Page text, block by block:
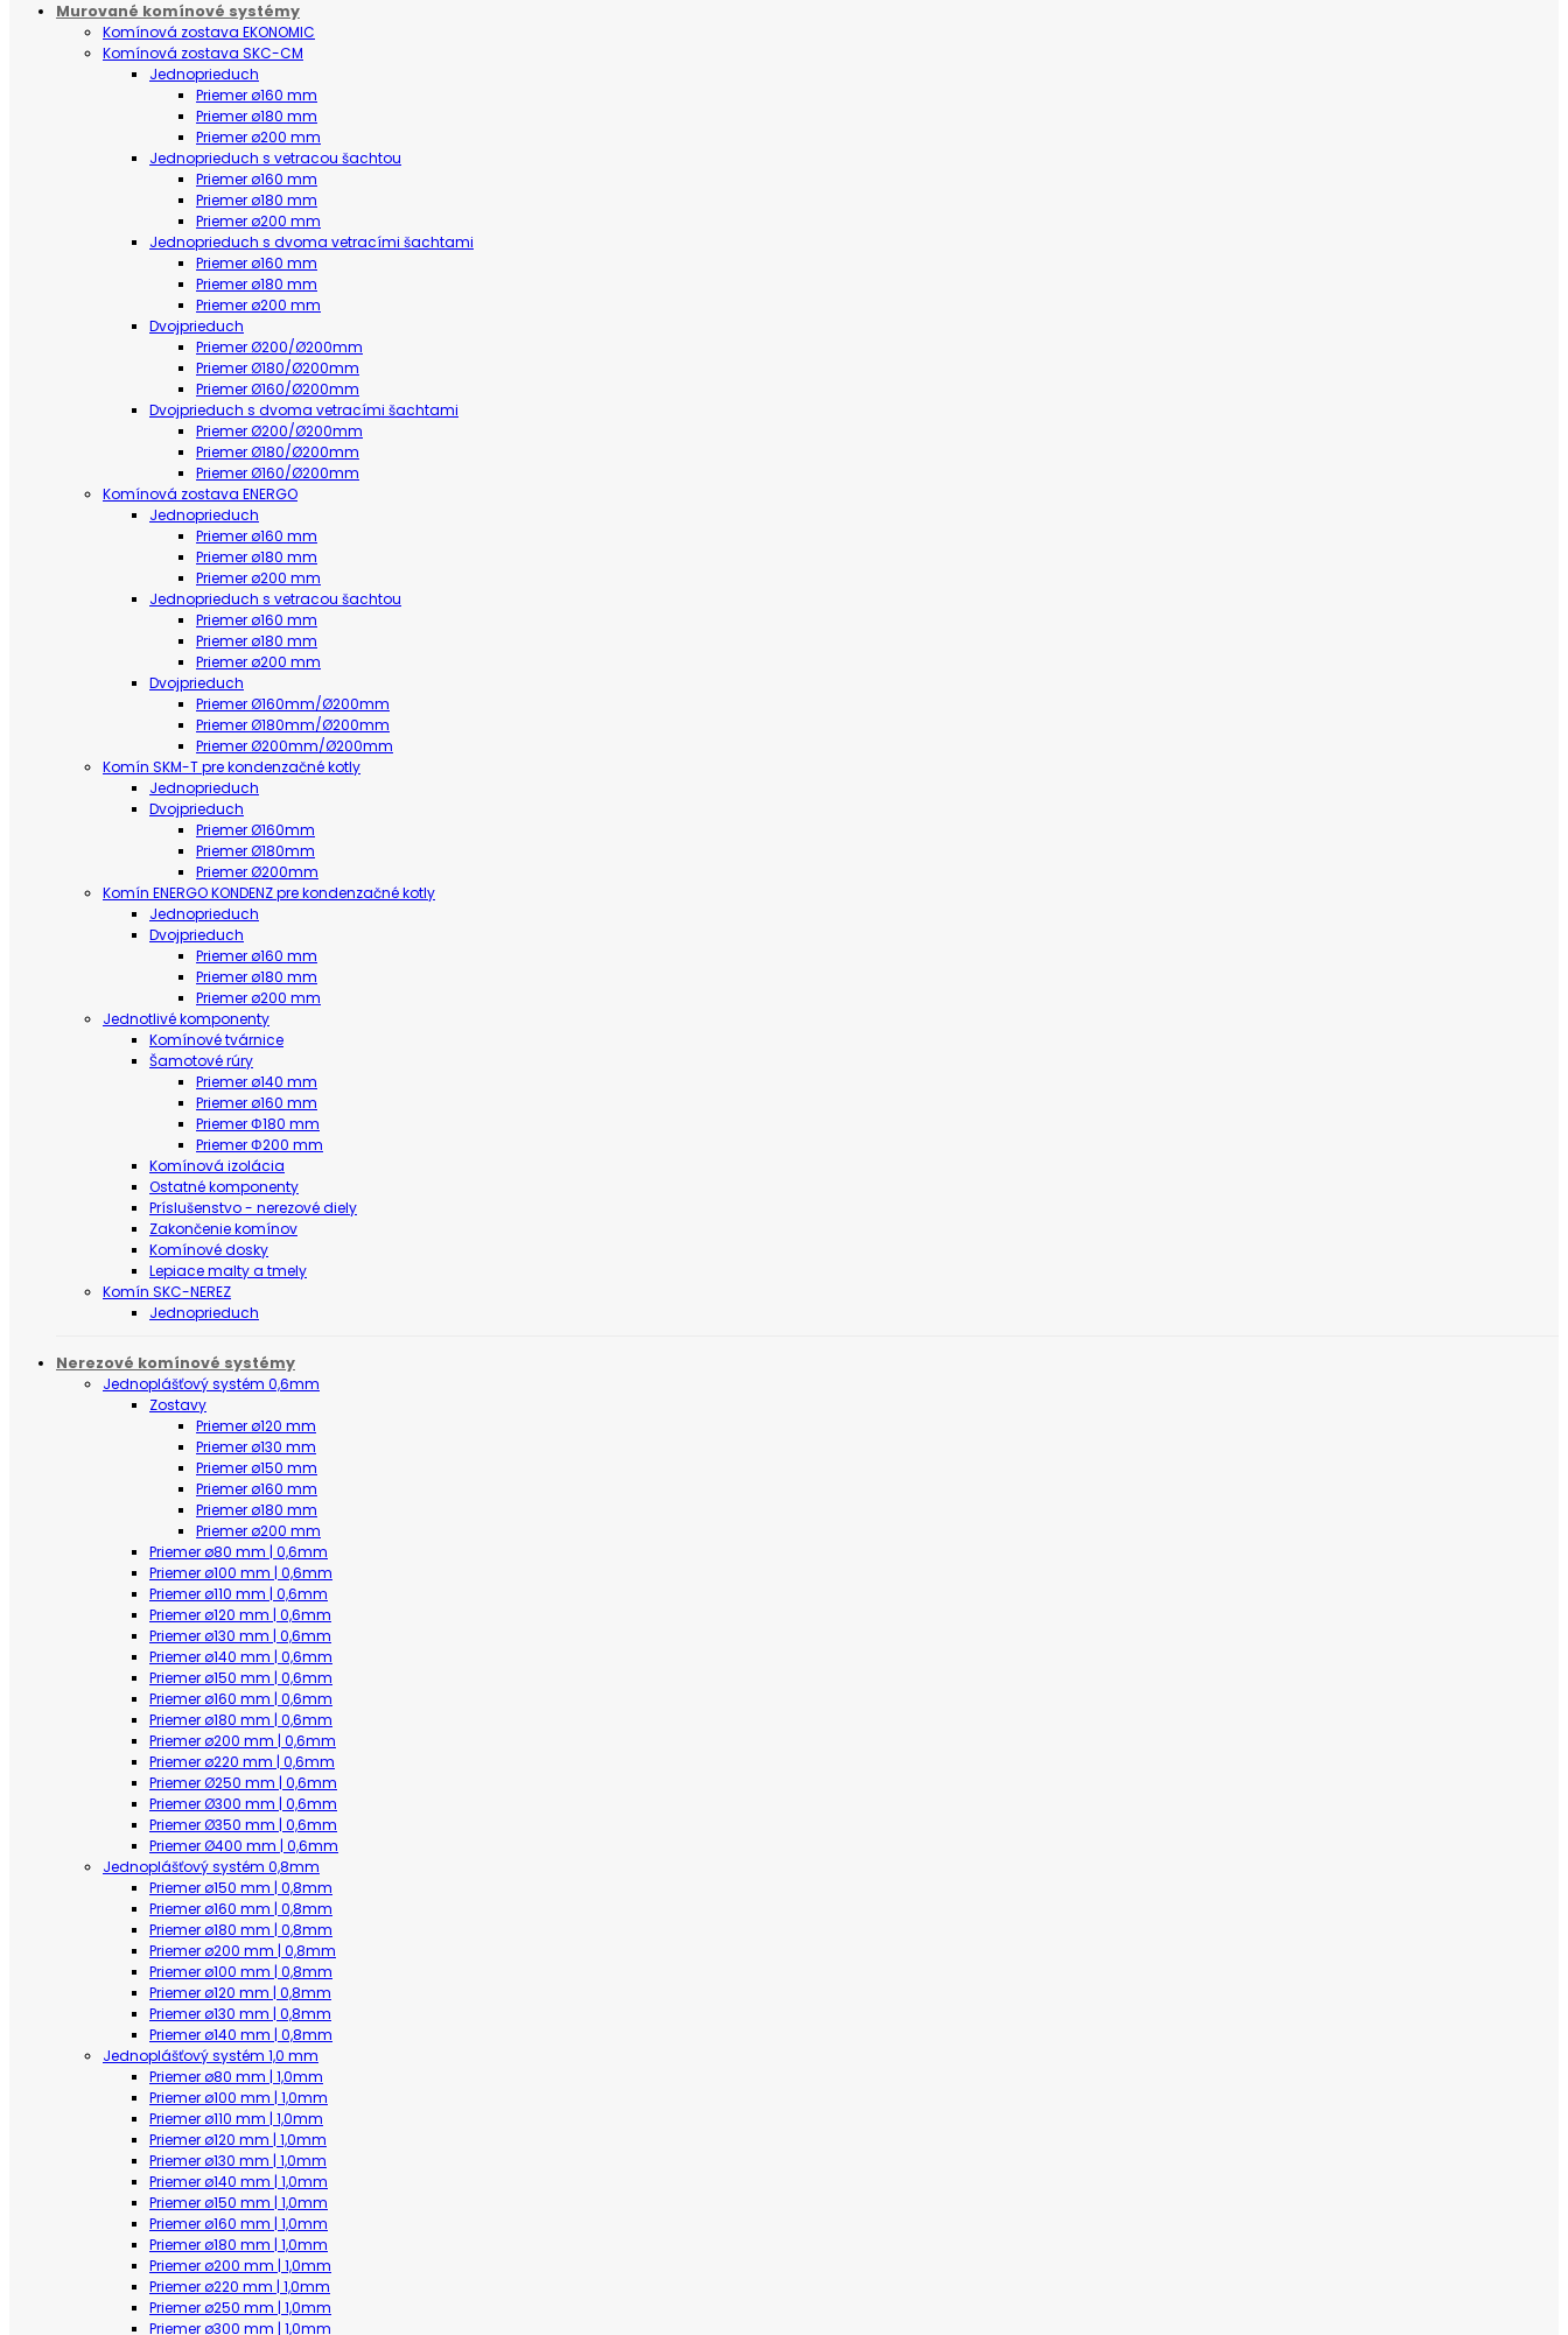
Murované komínové systémy
Komínová zostava EKONOMIC
Komínová zostava SKC-CM
Jednoprieduch
Priemer ø160 mm
Priemer ø180 mm
Priemer ø200 mm
Jednoprieduch s vetracou šachtou
Priemer ø160 mm
Priemer ø180 mm
Priemer ø200 mm
Jednoprieduch s dvoma vetracími šachtami
Priemer ø160 mm
Priemer ø180 mm
Priemer ø200 mm
Dvojprieduch
Priemer Ø200/Ø200mm
Priemer Ø180/Ø200mm
Priemer Ø160/Ø200mm
Dvojprieduch s dvoma vetracími šachtami
Priemer Ø200/Ø200mm
Priemer Ø180/Ø200mm
Priemer Ø160/Ø200mm
Komínová zostava ENERGO
Jednoprieduch
Priemer ø160 mm
Priemer ø180 mm
Priemer ø200 mm
Jednoprieduch s vetracou šachtou
Priemer ø160 mm
Priemer ø180 mm
Priemer ø200 mm
Dvojprieduch
Priemer Ø160mm/Ø200mm
Priemer Ø180mm/Ø200mm
Priemer Ø200mm/Ø200mm
Komín SKM-T pre kondenzačné kotly
Jednoprieduch
Dvojprieduch
Priemer Ø160mm
Priemer Ø180mm
Priemer Ø200mm
Komín ENERGO KONDENZ pre kondenzačné kotly
Jednoprieduch
Dvojprieduch
Priemer ø160 mm
Priemer ø180 mm
Priemer ø200 mm
Jednotlivé komponenty
Komínové tvárnice
Šamotové rúry
Priemer ø140 mm
Priemer ø160 mm
Priemer Φ180 mm
Priemer Φ200 mm
Komínová izolácia
Ostatné komponenty
Príslušenstvo - nerezové diely
Zakončenie komínov
Komínové dosky
Lepiace malty a tmely
Komín SKC-NEREZ
Jednoprieduch
Nerezové komínové systémy
Jednoplášťový systém 0,6mm
Zostavy
Priemer ø120 mm
Priemer ø130 mm
Priemer ø150 mm
Priemer ø160 mm
Priemer ø180 mm
Priemer ø200 mm
Priemer ø80 mm | 0,6mm
Priemer ø100 mm | 0,6mm
Priemer ø110 mm | 0,6mm
Priemer ø120 mm | 0,6mm
Priemer ø130 mm | 0,6mm
Priemer ø140 mm | 0,6mm
Priemer ø150 mm | 0,6mm
Priemer ø160 mm | 0,6mm
Priemer ø180 mm | 0,6mm
Priemer ø200 mm | 0,6mm
Priemer ø220 mm | 0,6mm
Priemer Ø250 mm | 0,6mm
Priemer Ø300 mm | 0,6mm
Priemer Ø350 mm | 0,6mm
Priemer Ø400 mm | 0,6mm
Jednoplášťový systém 0,8mm
Priemer ø150 mm | 0,8mm
Priemer ø160 mm | 0,8mm
Priemer ø180 mm | 0,8mm
Priemer ø200 mm | 0,8mm
Priemer ø100 mm | 0,8mm
Priemer ø120 mm | 0,8mm
Priemer ø130 mm | 0,8mm
Priemer ø140 mm | 0,8mm
Jednoplášťový systém 1,0 mm
Priemer ø80 mm | 1,0mm
Priemer ø100 mm | 1,0mm
Priemer ø110 mm | 1,0mm
Priemer ø120 mm | 1,0mm
Priemer ø130 mm | 1,0mm
Priemer ø140 mm | 1,0mm
Priemer ø150 mm | 1,0mm
Priemer ø160 mm | 1,0mm
Priemer ø180 mm | 1,0mm
Priemer ø200 mm | 1,0mm
Priemer ø220 mm | 1,0mm
Priemer ø250 mm | 1,0mm
Priemer ø300 mm | 1,0mm